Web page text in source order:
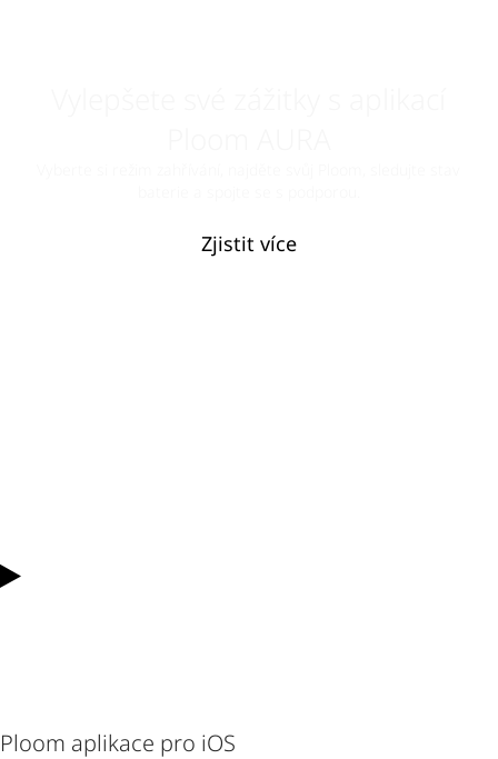
Zjistit více
Ploom aplikace pro iOS